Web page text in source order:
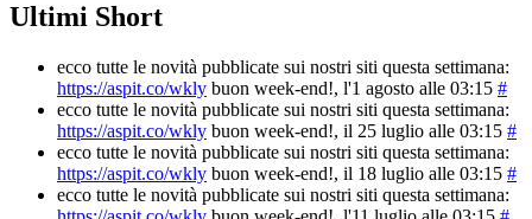
Ultimi Short
ecco tutte le novità pubblicate sui nostri siti questa settimana:
https://aspit.co/wkly buon week-end!, l'1 agosto alle 03:15 #
ecco tutte le novità pubblicate sui nostri siti questa settimana:
https://aspit.co/wkly buon week-end!, il 25 luglio alle 03:15 #
ecco tutte le novità pubblicate sui nostri siti questa settimana:
https://aspit.co/wkly buon week-end!, il 18 luglio alle 03:15 #
ecco tutte le novità pubblicate sui nostri siti questa settimana: